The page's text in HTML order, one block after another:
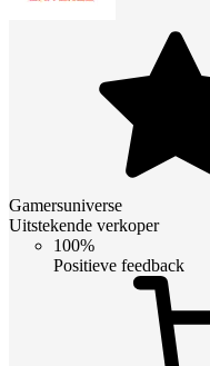
Gamersuniverse
Uitstekende verkoper
100%
Positieve feedback